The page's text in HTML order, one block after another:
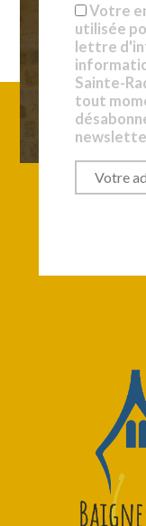
Votre
utilisée
lettre
Sainte-
tout